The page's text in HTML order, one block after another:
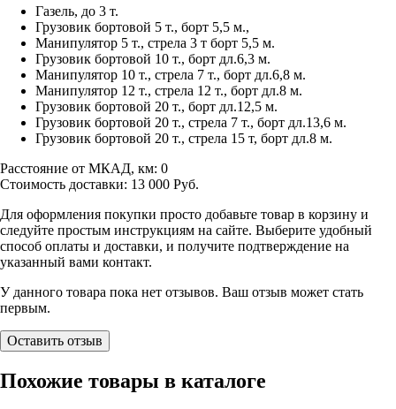
Газель, до 3 т.
Грузовик бортовой 5 т., борт 5,5 м.,
Манипулятор 5 т., стрела 3 т борт 5,5 м.
Грузовик бортовой 10 т., борт дл.6,3 м.
Манипулятор 10 т., стрела 7 т., борт дл.6,8 м.
Манипулятор 12 т., стрела 12 т., борт дл.8 м.
Грузовик бортовой 20 т., борт дл.12,5 м.
Грузовик бортовой 20 т., стрела 7 т., борт дл.13,6 м.
Грузовик бортовой 20 т., стрела 15 т, борт дл.8 м.
Расстояние от МКАД, км: 0
Стоимость доставки: 13 000 Руб.
Для оформления покупки просто добавьте товар в корзину и
следуйте простым инструкциям на сайте. Выберите удобный
способ оплаты и доставки, и получите подтверждение на
указанный вами контакт.
У данного товара пока нет отзывов. Ваш отзыв может стать
первым.
Оставить отзыв
Похожие товары в каталоге